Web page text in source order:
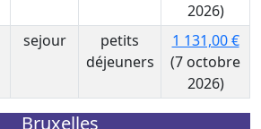
2026)
sejour
petits
déjeuners
1 131,00 €
(7 octobre
2026)
Bruxelles